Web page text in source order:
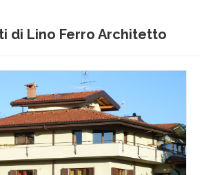
di Lino Ferro Architetto